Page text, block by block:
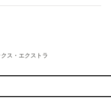
ス・エクストラ